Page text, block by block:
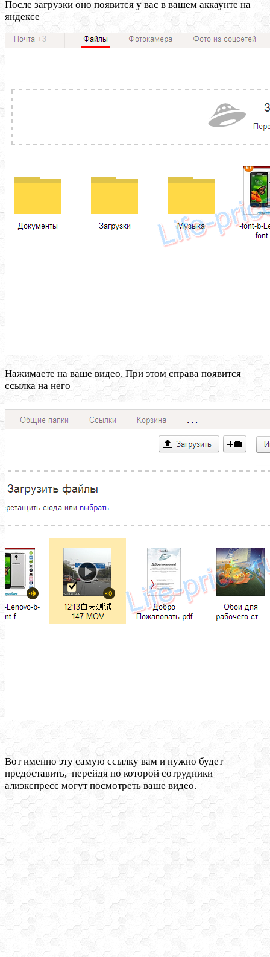
После загрузки оно появится у вас в вашем аккаунте на
яндексе
Нажимаете на ваше видео. При этом справа появится
ссылка на него
Вот именно эту самую ссылку вам и нужно будет
предоставить, перейдя по которой сотрудники
алиэкспресс могут посмотреть ваше видео.